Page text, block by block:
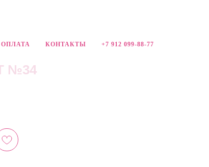
КОНТАКТЫ +7 912 099-88-77
№34